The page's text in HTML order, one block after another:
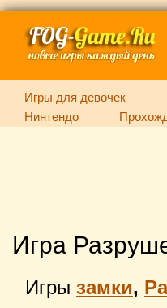
Игры для девочек
Нинтендо
Игра
Игры замки,